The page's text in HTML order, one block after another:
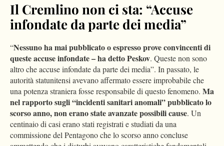
Il Cremlino non ci sta: “Accuse
infondate da parte dei media”
“Nessuno ha mai pubblicato o espresso prove convincenti di
queste accuse infondate – ha detto Peskov. Queste non sono
altro che accuse infondate da parte dei media”. In passato, le
autorità statunitensi avevano affermato essere improbabile che
una potenza straniera fosse responsabile di questo fenomeno. Ma
nel rapporto sugli “incidenti sanitari anomali” pubblicato lo
scorso anno, non erano state avanzate possibili cause. Un
centinaio di casi erano stati registrati e studiati da una
commissione del Pentagono che lo scorso anno concluse